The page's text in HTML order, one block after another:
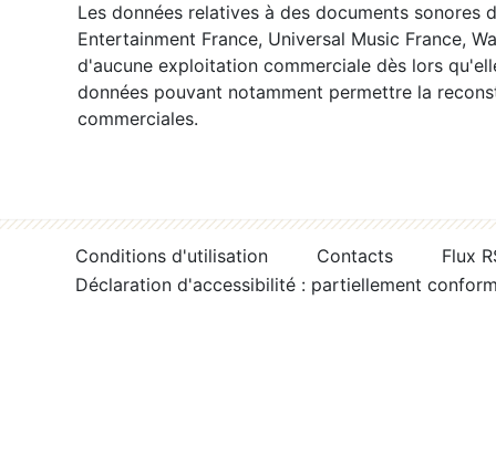
Les données relatives à des documents sonores
Entertainment France, Universal Music France,
d'aucune exploitation commerciale dès lors
données pouvant notamment permettre la
commerciales.
Conditions d'utilisation Contacts
Flux
Déclaration d'accessibilité : partiellement